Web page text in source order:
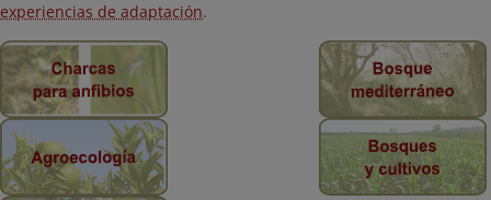
experiencias de adaptación.